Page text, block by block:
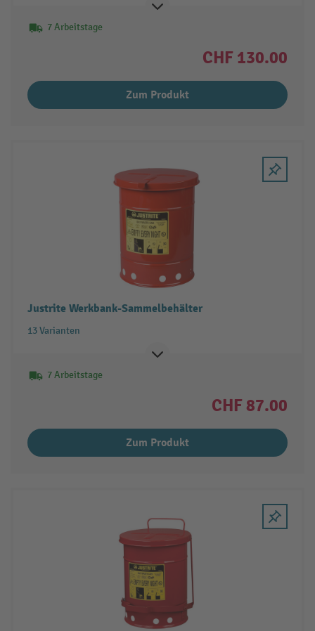
7 Arbeitstage
CHF 130.00
Zum Produkt
Justrite Werkbank-Sammelbehälter
13 Varianten
7 Arbeitstage
CHF 87.00
Zum Produkt